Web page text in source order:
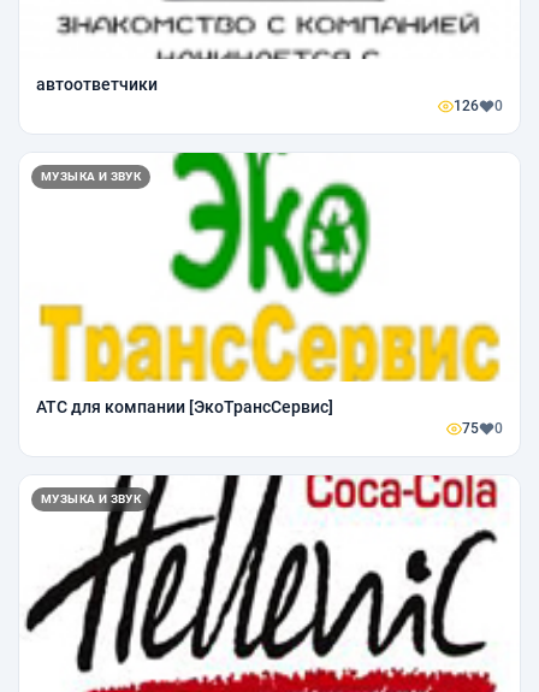
автоответчики
126 0
МУЗЫКА И ЗВУК
АТС для компании [ЭкоТрансСервис]
75 0
МУЗЫКА И ЗВУК